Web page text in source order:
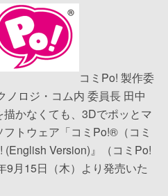
コミPo! 製作委
ノロジ・コム内 委員長 田中
かなくても、3Dでポッとマ
トウェア「コミPo!®（コミ
Version)』（コミPo!
9月15日（木）より発売いた